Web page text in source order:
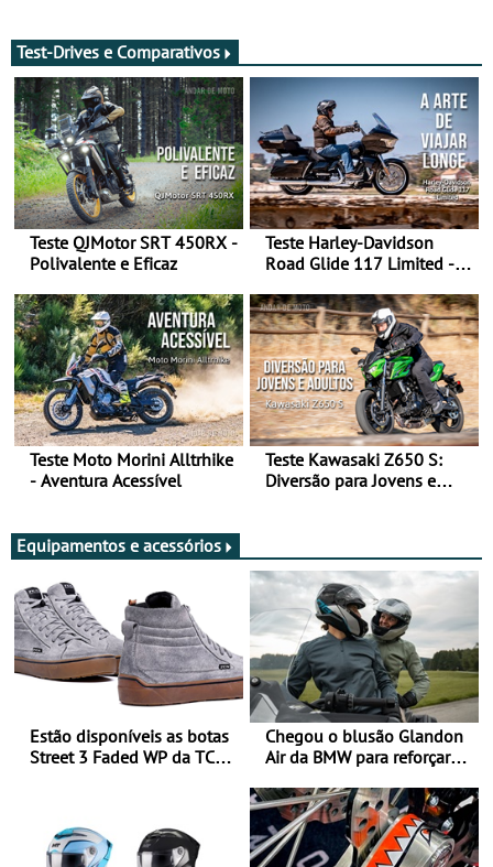
Test-Drives e Comparativos
Teste QJMotor SRT 450RX -
Polivalente e Eficaz
Teste Harley-Davidson
Road Glide 117 Limited - A
Teste Moto Morini Alltrhike
- Aventura Acessível
Teste Kawasaki Z650 S:
Diversão para Jovens e
Equipamentos e acessórios
Estão disponíveis as botas
Street 3 Faded WP da TCX
Chegou o blusão Glandon
Air da BMW para reforçar
verão